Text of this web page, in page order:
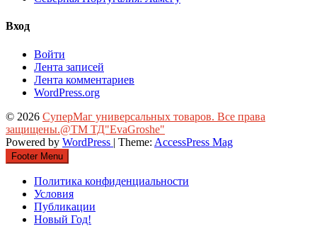
Вход
Войти
Лента записей
Лента комментариев
WordPress.org
© 2026 СуперМаг универсальных товаров. Все права
защищены.@ТМ ТД"EvaGroshe"
Powered by WordPress | Theme: AccessPress Mag
Footer Menu
Политика конфиденциальности
Условия
Публикации
Новый Год!